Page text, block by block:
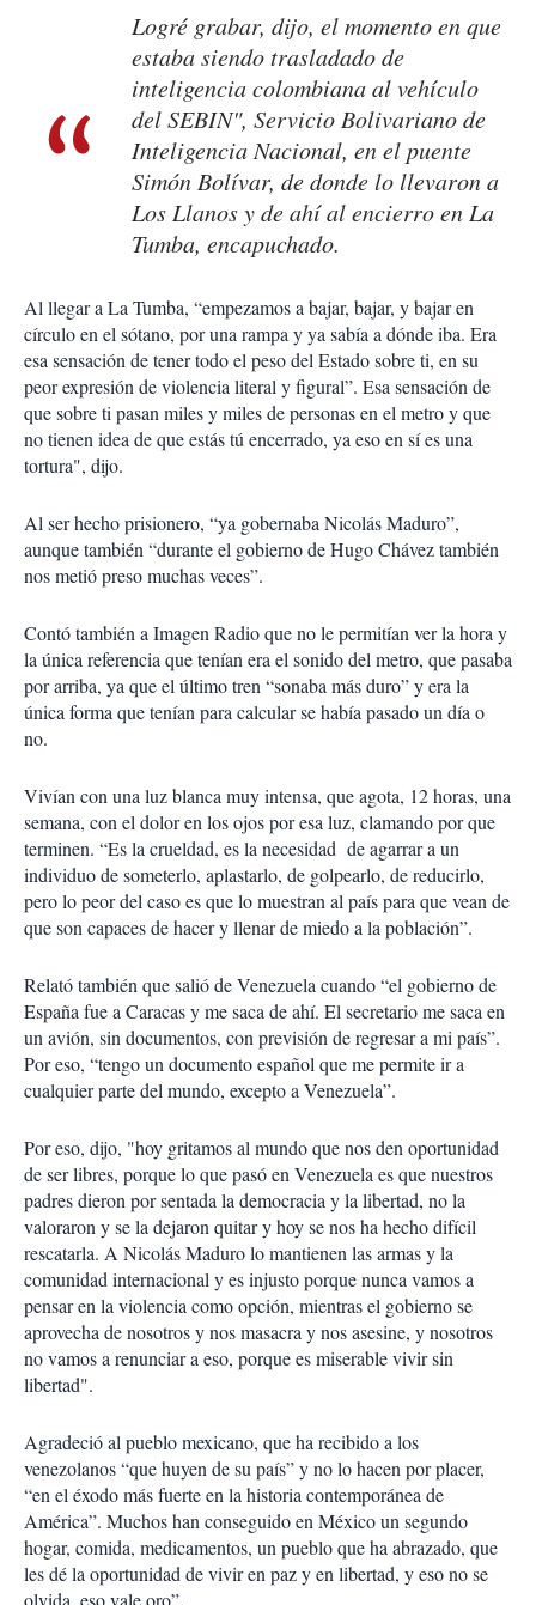
Logré grabar, dijo, el momento en que
estaba siendo trasladado de
inteligencia colombiana al vehículo
del SEBIN", Servicio Bolivariano de
Inteligencia Nacional, en el puente
Simón Bolívar, de donde lo llevaron a
Los Llanos y de ahí al encierro en La
Tumba, encapuchado.
Al llegar a La Tumba, “empezamos a bajar, bajar, y bajar en
círculo en el sótano, por una rampa y ya sabía a dónde iba. Era
esa sensación de tener todo el peso del Estado sobre ti, en su
peor expresión de violencia literal y figural”. Esa sensación de
que sobre ti pasan miles y miles de personas en el metro y que
no tienen idea de que estás tú encerrado, ya eso en sí es una
tortura", dijo.
Al ser hecho prisionero, “ya gobernaba Nicolás Maduro”,
aunque también “durante el gobierno de Hugo Chávez también
nos metió preso muchas veces”.
Contó también a Imagen Radio que no le permitían ver la hora y
la única referencia que tenían era el sonido del metro, que pasaba
por arriba, ya que el último tren “sonaba más duro” y era la
única forma que tenían para calcular se había pasado un día o
no.
Vivían con una luz blanca muy intensa, que agota, 12 horas, una
semana, con el dolor en los ojos por esa luz, clamando por que
terminen. “Es la crueldad, es la necesidad de agarrar a un
individuo de someterlo, aplastarlo, de golpearlo, de reducirlo,
pero lo peor del caso es que lo muestran al país para que vean de
que son capaces de hacer y llenar de miedo a la población”.
Relató también que salió de Venezuela cuando “el gobierno de
España fue a Caracas y me saca de ahí. El secretario me saca en
un avión, sin documentos, con previsión de regresar a mi país”.
Por eso, “tengo un documento español que me permite ir a
cualquier parte del mundo, excepto a Venezuela”.
Por eso, dijo, "hoy gritamos al mundo que nos den oportunidad
de ser libres, porque lo que pasó en Venezuela es que nuestros
padres dieron por sentada la democracia y la libertad, no la
valoraron y se la dejaron quitar y hoy se nos ha hecho difícil
rescatarla. A Nicolás Maduro lo mantienen las armas y la
comunidad internacional y es injusto porque nunca vamos a
pensar en la violencia como opción, mientras el gobierno se
aprovecha de nosotros y nos masacra y nos asesine, y nosotros
no vamos a renunciar a eso, porque es miserable vivir sin
libertad".
Agradeció al pueblo mexicano, que ha recibido a los
venezolanos “que huyen de su país” y no lo hacen por placer,
“en el éxodo más fuerte en la historia contemporánea de
América”. Muchos han conseguido en México un segundo
hogar, comida, medicamentos, un pueblo que ha abrazado, que
les dé la oportunidad de vivir en paz y en libertad, y eso no se